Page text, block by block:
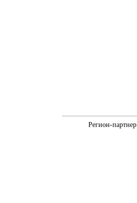
Регион-партнер